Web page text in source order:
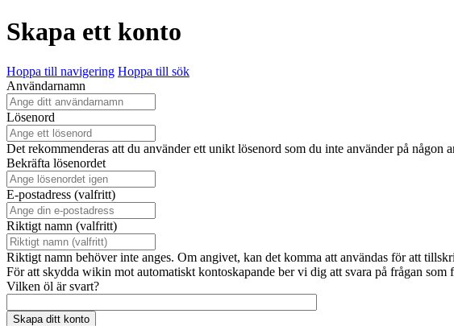
Skapa ett konto
Hoppa till navigering Hoppa till sök
Användarnamn
Lösenord
Det rekommenderas att du använder ett unikt lösenord som du inte använder på någon
Bekräfta lösenordet
E-postadress (valfritt)
Riktigt namn (valfritt)
Riktigt namn behöver inte anges. Om angivet, kan det komma att användas för att
För att skydda wikin mot automatiskt kontoskapande ber vi dig att svara på frågan som
Vilken öl är svart?
Skapa ditt konto